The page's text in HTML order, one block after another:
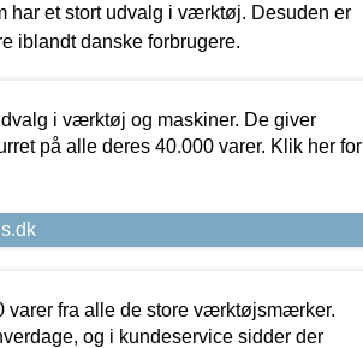
har et stort udvalg i værktøj. Desuden er
iblandt danske forbrugere.
i værktøj og maskiner. De giver
på alle deres 40.000 varer. Klik her for
varer fra alle de store værktøjsmærker.
og i kundeservice sidder der